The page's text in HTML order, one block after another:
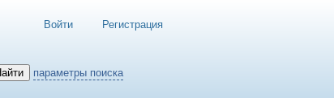
Войти Регистрация
параметры поиска